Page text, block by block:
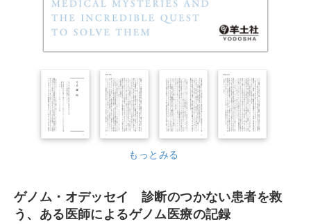
もっとみる
ゲノム・オデッセイ 診断のつかない患者を救
う、ある医師によるゲノム医療の記録